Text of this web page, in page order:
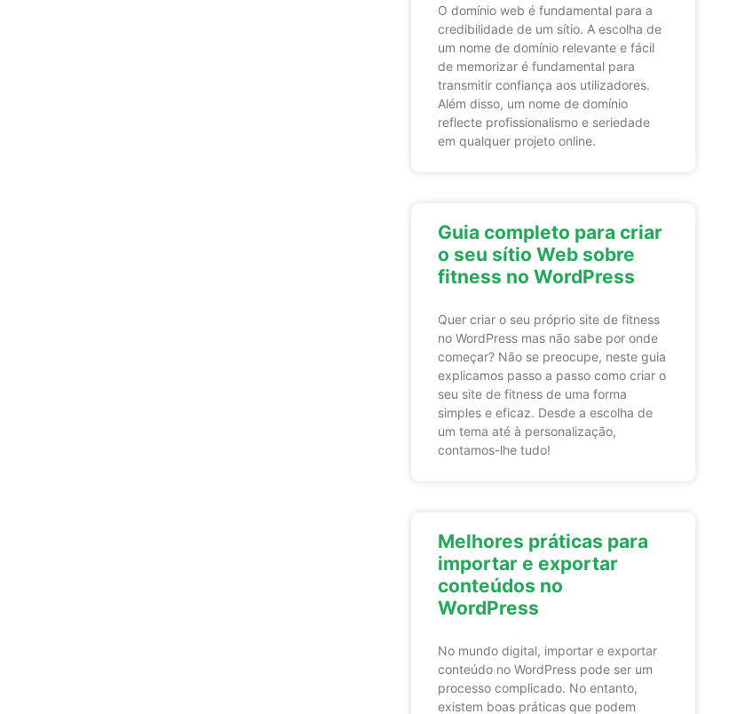
O domínio web é fundamental para a
credibilidade de um sítio. A escolha de
um nome de domínio relevante e fácil
de memorizar é fundamental para
transmitir confiança aos utilizadores.
Além disso, um nome de domínio
reflecte profissionalismo e seriedade
em qualquer projeto online.
Guia completo para criar
o seu sítio Web sobre
fitness no WordPress
Quer criar o seu próprio site de fitness
no WordPress mas não sabe por onde
começar? Não se preocupe, neste guia
explicamos passo a passo como criar o
seu site de fitness de uma forma
simples e eficaz. Desde a escolha de
um tema até à personalização,
contamos-lhe tudo!
Melhores práticas para
importar e exportar
conteúdos no
WordPress
No mundo digital, importar e exportar
conteúdo no WordPress pode ser um
processo complicado. No entanto,
existem boas práticas que podem